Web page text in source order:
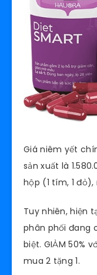
Giá niêm yết
sản xuất là
hộp (1 tím, 1
Tuy nhiên, hiện
phân phối đang
biệt. GIẢM 50%
mua 2 tặng 1.